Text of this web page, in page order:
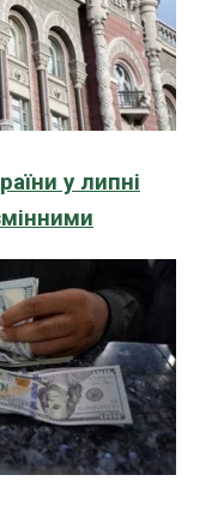
у липні